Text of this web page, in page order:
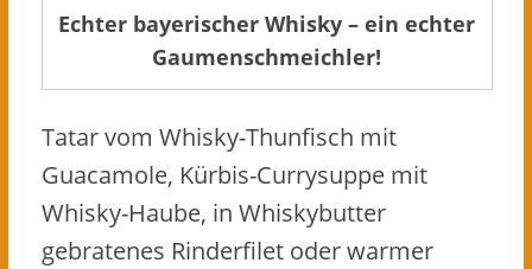
Echter bayerischer Whisky – ein echter
Gaumenschmeichler!
Tatar vom Whisky-Thunfisch mit
Guacamole, Kürbis-Currysuppe mit
Whisky-Haube, in Whiskybutter
gebratenes Rinderfilet oder warmer